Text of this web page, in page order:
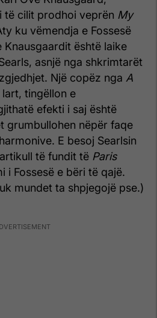
të cilit prodhoi veprën My
ku vëmendja e Fossesë
Knausgaardit është laike
asnjë nga shkrimtarët
Një copëz nga A
tingëllon e
efekti i saj është
grumbullohen nëpër faqe
E besoj Searlsin
të fundit të Paris
i Fossesë e bëri të qajë.
mundet ta shpjegojë pse.)